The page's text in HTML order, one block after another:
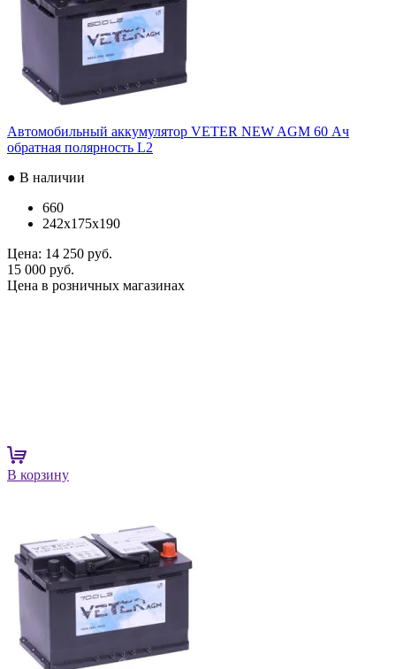
Автомобильный аккумулятор VETER NEW AGM 60 Ач
обратная полярность L2
● В наличии
660
242x175x190
Цена: 14 250 руб.
15 000 руб.
Цена в розничных магазинах
В корзину